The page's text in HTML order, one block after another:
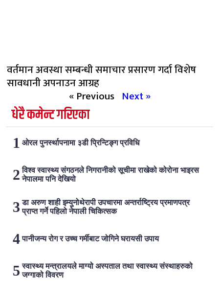
वर्तमान अवस्था सम्बन्धी समाचार प्रसारण गर्दा विशेष
सावधानी अपनाउन आग्रह
« Previous Next »
धेरै कमेन्ट गरिएका
ओरल पुनर्स्थापनामा ३डी प्रिन्टिङ्ग प्रविधि
विश्व स्वास्थ्य संगठनले निगरानीको सूचीमा राखेको कोरोना भाइरस
नेपालमा पनि देखियो
डा अरुण शाही इम्युनोथेरापी उपचारमा अन्तर्राष्ट्रिय प्रमाणपत्र
प्राप्त गर्ने पहिलो नेपाली चिकित्सक
पानीजन्य रोग र उच्च गर्मीबाट जोगिने घरायसी उपाय
स्वास्थ्य मन्त्रालयले माग्यो अस्पताल तथा स्वास्थ्य संस्थाहरुको
जग्गाको विवरण